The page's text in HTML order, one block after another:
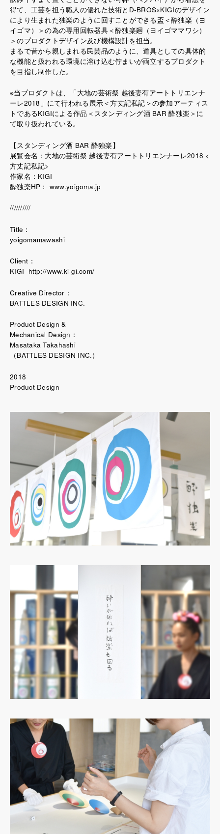
得て、工芸を担う職人の優れた技術とD-BROS×KIGIのデザイン
により生まれた独楽のように回すことができる盃＜酔独楽（ヨ
イゴマ）＞の為の専用回転器具＜酔独楽廻（ヨイゴママワシ）
＞のプロダクトデザイン及び機構設計を担当。
まるで昔から親しまれる民芸品のように、道具としての具体的
な機能と扱われる環境に溶け込む佇まいが両立するプロダクト
を目指し制作した。
※当プロダクトは、「大地の芸術祭 越後妻有アートトリエンナ
ーレ2018」にて行われる展示＜方丈記私記＞の参加アーティス
トであるKIGIによる作品＜スタンディング酒 BAR 酔独楽＞に
て取り扱われている。
【スタンディング酒 BAR 酔独楽】
展覧会名：大地の芸術祭 越後妻有アートトリエンナーレ2018 <
方丈記私記>
作家名：KIGI
酔独楽HP： www.yoigoma.jp
//////////
Title：
yoigomamawashi
Client：
KIGI http://www.ki-gi.com/
Creative Director：
BATTLES DESIGN INC.
Product Design &
Mechanical Design：
Masataka Takahashi
（BATTLES DESIGN INC.）
2018
Product Design